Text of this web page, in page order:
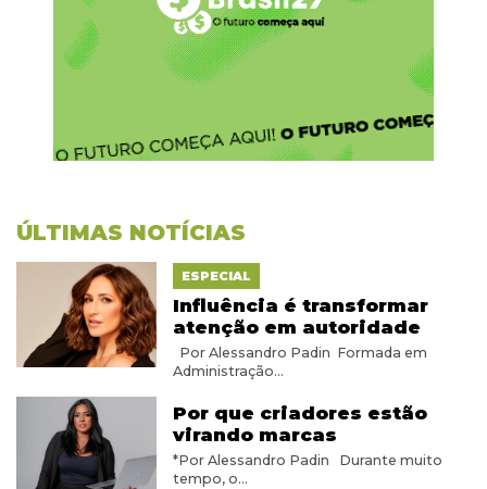
ÚLTIMAS NOTÍCIAS
ESPECIAL
Influência é transformar
atenção em autoridade
Por Alessandro Padin Formada em
Administração...
Por que criadores estão
virando marcas
*Por Alessandro Padin Durante muito
tempo, o...